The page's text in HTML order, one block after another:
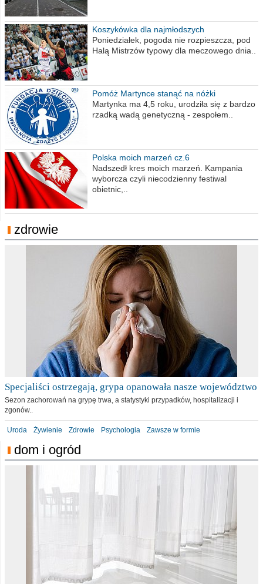
Koszykówka dla najmłodszych
Poniedziałek, pogoda nie rozpieszcza, pod
Halą Mistrzów typowy dla meczowego dnia..
Pomóż Martynce stanąć na nóżki
Martynka ma 4,5 roku, urodziła się z bardzo
rzadką wadą genetyczną - zespołem..
Polska moich marzeń cz.6
Nadszedł kres moich marzeń. Kampania
wyborcza czyli niecodzienny festiwal
obietnic,..
zdrowie
Specjaliści ostrzegają, grypa opanowała nasze województwo
Sezon zachorowań na grypę trwa, a statystyki przypadków, hospitalizacji i
zgonów..
Uroda Żywienie Zdrowie Psychologia Zawsze w formie
dom i ogród